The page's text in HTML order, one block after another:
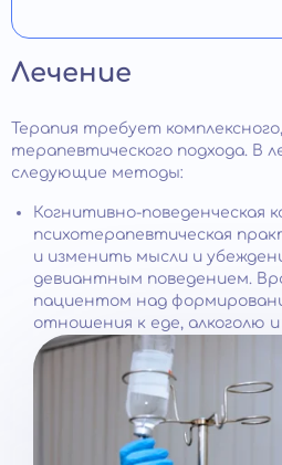
Лечение
Терапия требует
терапевтического подхода. В
следующие методы:
Когнитивно-поведенческая
психотерапевтическая
и изменить мысли и
девиантным поведением.
пациентом над
отношения к еде, алкоголю и